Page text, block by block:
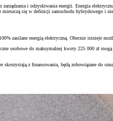
i odzyskiwania energii. Energia
się w definicji samochodu hybrydowego i
zasilane energią elektryczną. Obecnie istnieje
osobowe do maksymalnej kwoty 225 000 zł
z finansowania, będą zobowiązane do